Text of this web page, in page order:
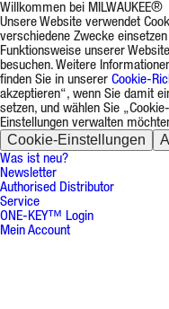
Willkommen bei MILWAUKEE®
Unsere Website verwendet
verschiedene Zwecke
Funktionsweise unserer
besuchen. Weitere
finden Sie in unserer Cookie-
akzeptieren“, wenn Sie damit
setzen, und wählen Sie
Einstellungen verwalten
Cookie-Einstellungen
Was ist neu?
Newsletter
Authorised Distributor
Service
ONE-KEY™ Login
Mein Account